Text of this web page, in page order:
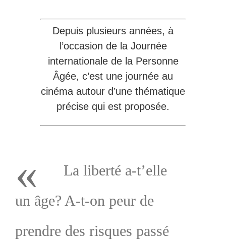
Depuis plusieurs années, à
l’occasion de la Journée
internationale de la Personne
Âgée, c’est une journée au
cinéma autour d’une thématique
précise qui est proposée.
«
La liberté a-t’elle
un âge? A-t-on peur de
prendre des risques passé